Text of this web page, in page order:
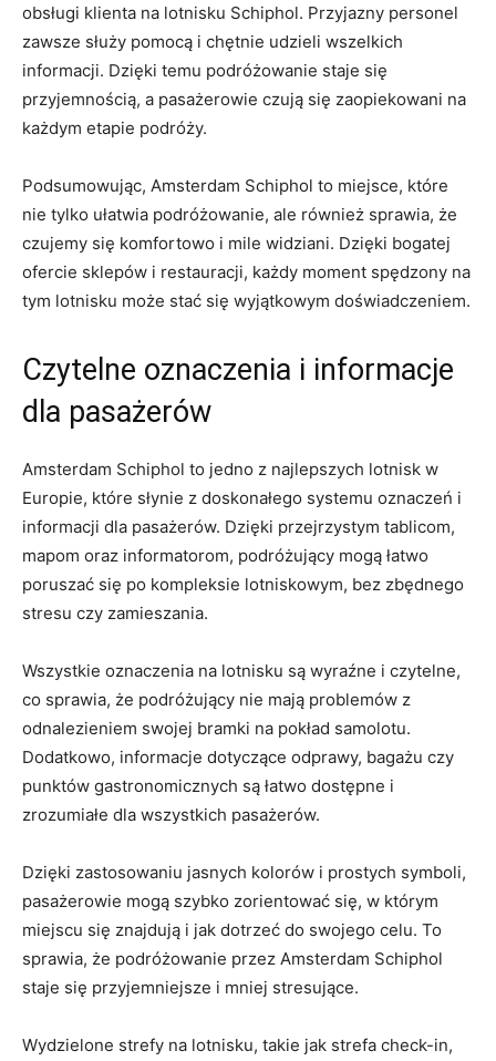
obsługi klienta na lotnisku Schiphol. ⁣Przyjazny personel
zawsze służy pomocą i chętnie udzieli wszelkich
informacji.⁣ Dzięki⁤ temu podróżowanie staje się⁢
przyjemnością, a pasażerowie⁢ czują⁣ się zaopiekowani na
każdym ​etapie podróży.
Podsumowując, Amsterdam Schiphol ⁤to miejsce, które
nie tylko ułatwia podróżowanie, ale również sprawia, że​
czujemy się komfortowo ​i mile⁤ widziani. Dzięki bogatej
ofercie sklepów⁣ i ‍restauracji, ⁢każdy moment‌ spędzony na⁣
tym lotnisku ‌może ⁤stać⁢ się​ wyjątkowym doświadczeniem.
Czytelne oznaczenia i informacje
dla ‌pasażerów
Amsterdam Schiphol ‌to jedno z najlepszych lotnisk w
Europie, które⁢ słynie z doskonałego systemu oznaczeń i
informacji dla pasażerów. ​Dzięki przejrzystym tablicom,
mapom oraz informatorom, ​podróżujący mogą łatwo
poruszać się po kompleksie lotniskowym, bez zbędnego
stresu ⁢czy zamieszania.
Wszystkie oznaczenia na ‌lotnisku są wyraźne i czytelne,
co sprawia, że ‍podróżujący nie mają problemów z
odnalezieniem swojej bramki na pokład samolotu.
Dodatkowo, informacje dotyczące odprawy,‍ bagażu ‌czy
punktów gastronomicznych⁢ są łatwo ​dostępne i
zrozumiałe dla wszystkich pasażerów.
Dzięki⁣ zastosowaniu⁣ jasnych kolorów i prostych symboli,
pasażerowie ⁢mogą szybko zorientować się, w którym​
miejscu ⁢się znajdują i jak‍ dotrzeć do‌ swojego celu. To
sprawia, że podróżowanie przez Amsterdam Schiphol
staje się przyjemniejsze i mniej stresujące.
Wydzielone strefy na lotnisku, takie jak strefa ‍check-in,